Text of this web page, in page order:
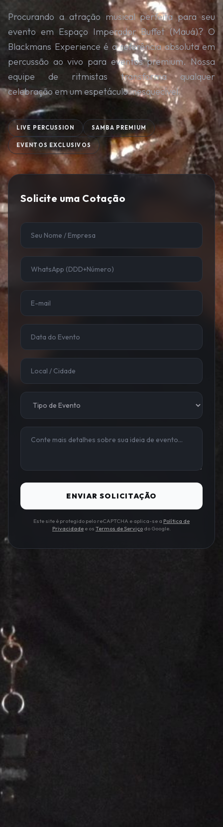
Procurando a atração musical perfeita para seu
evento em Espaço Imperador Buffet (Mauá)? O
Blackmans Experience é a referência absoluta em
percussão ao vivo para eventos premium. Nossa
equipe de ritmistas transforma qualquer
celebração em um espetáculo inesquecível.
LIVE PERCUSSION SAMBA PREMIUM
EVENTOS EXCLUSIVOS
Solicite uma Cotação
ENVIAR SOLICITAÇÃO
Este site é protegido pelo reCAPTCHA e aplica-se a Política de
Privacidade e os Termos de Serviço do Google.